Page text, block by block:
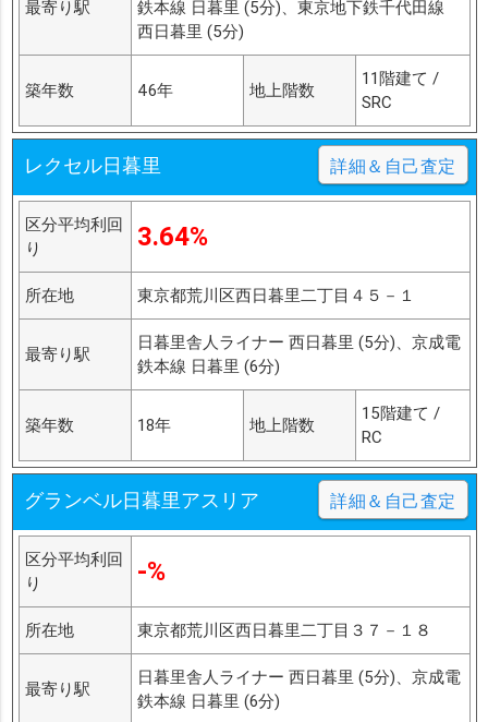
最寄り駅
鉄本線 日暮里 (5分)、東京地下鉄千代田線
西日暮里 (5分)
築年数 46年 地上階数
11階建て /
SRC
レクセル日暮里 詳細＆自己査定
区分平均利回
り
3.64%
所在地 東京都荒川区西日暮里二丁目４５－１
最寄り駅
日暮里舎人ライナー 西日暮里 (5分)、京成電
鉄本線 日暮里 (6分)
築年数 18年 地上階数
15階建て /
RC
グランベル日暮里アスリア 詳細＆自己査定
区分平均利回
り
-%
所在地 東京都荒川区西日暮里二丁目３７－１８
最寄り駅
日暮里舎人ライナー 西日暮里 (5分)、京成電
鉄本線 日暮里 (6分)